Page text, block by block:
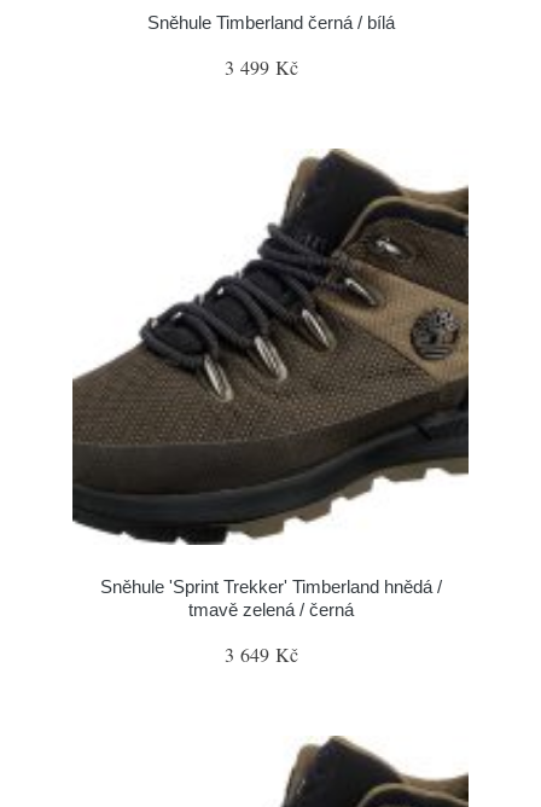
Sněhule Timberland černá / bílá
3 499 Kč
Sněhule 'Sprint Trekker' Timberland hnědá /
tmavě zelená / černá
3 649 Kč